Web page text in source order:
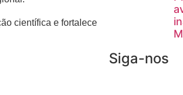
científica e fortalece
Siga-nos